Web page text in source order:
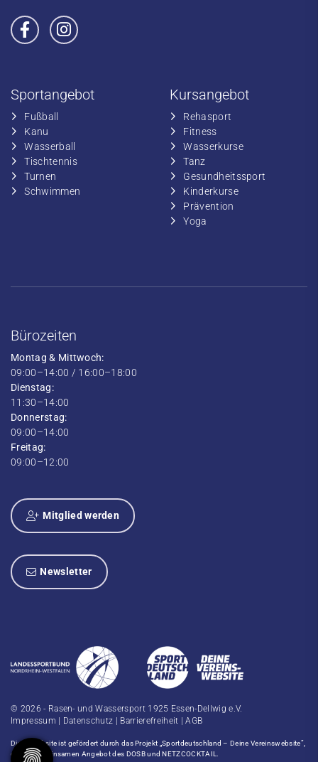
Sportangebot
Fußball
​Kanu
​Wasserball
​Tischtennis
​​Turnen
​​Schwimmen
Kursangebot
​Rehasport
​​Fitness
​​Wasserkurse
​​Tanz
​Gesundheitssport
​Kinderkurse
Prävention
Yoga
Bürozeiten
Montag & Mittwoch:
09:00–14:00 / 16:00–18:00
Dienstag:
11:30–14:00
Donnerstag:
09:00–14:00
Freitag:
09:00–12:00
Mitglied werden
Newsletter
© 2026 - Rasen- und Wassersport 1925 Essen-Dellwig e.V.
Impressum | Datenschutz | Barrierefreiheit |AGB
Diese Website ist gefördert durch das Projekt „Sportdeutschland – Deine Vereinswebsite”,
einem gemeinsamen Angebot des DOSB und NETZCOCKTAIL.